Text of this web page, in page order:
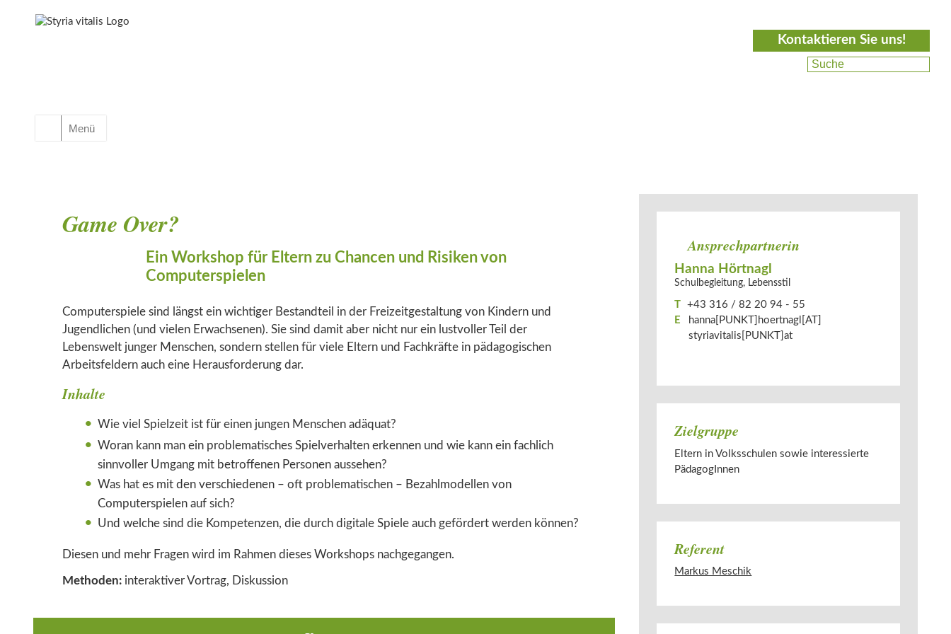
Kontaktieren Sie uns!
Menü
Game Over?
Ein Workshop für Eltern zu Chancen und Risiken von
Computerspielen
Computerspiele sind längst ein wichtiger Bestandteil in der Freizeitgestaltung von Kindern und
Jugendlichen (und vielen Erwachsenen). Sie sind damit aber nicht nur ein lustvoller Teil der
Lebenswelt junger Menschen, sondern stellen für viele Eltern und Fachkräfte in pädagogischen
Arbeitsfeldern auch eine Herausforderung dar.
Inhalte
Wie viel Spielzeit ist für einen jungen Menschen adäquat?
Woran kann man ein problematisches Spielverhalten erkennen und wie kann ein fachlich
sinnvoller Umgang mit betroffenen Personen aussehen?
Was hat es mit den verschiedenen – oft problematischen – Bezahlmodellen von
Computerspielen auf sich?
Und welche sind die Kompetenzen, die durch digitale Spiele auch gefördert werden können?
Diesen und mehr Fragen wird im Rahmen dieses Workshops nachgegangen.
Methoden: interaktiver Vortrag, Diskussion
Ansprechpartnerin
Hanna Hörtnagl
Schulbegleitung, Lebensstil
T
+43 316 / 82 20 94 - 55
E
hanna[PUNKT]hoertnagl[AT]​
styriavitalis[PUNKT]at
Zielgruppe
Eltern in Volksschulen sowie interessierte
PädagogInnen
Referent
Markus Meschik